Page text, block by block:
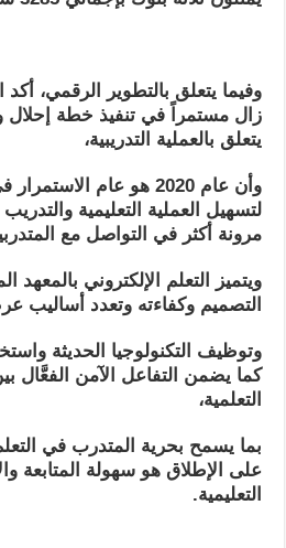
وفيما يتعلق بالتطوير الرقمي،
زال مستمراً في تنفيذ خطة إحلال
يتعلق بالعملية التدريبية،
وأن عام 2020 هو عام
لتسهيل العملية التعليمية
مرونة أكثر في التواصل مع
ويتميز التعلم الإلكتروني
التصميم وكفاءته وتعدد أساليب
وتوظيف التكنولوجيا الحديثة
كما يضمن التفاعل الآمن الفعَّال
التعلمية،
بما يسمح بحرية المتدرب في
على الإطلاق هو سهولة المتابعة
التعليمية.